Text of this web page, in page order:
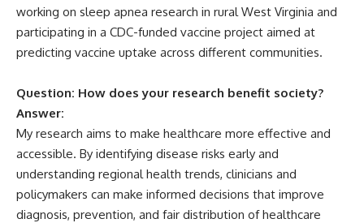
working on sleep apnea research in rural West Virginia and
participating in a CDC-funded vaccine project aimed at
predicting vaccine uptake across different communities.
Question: How does your research benefit society?
Answer:
My research aims to make healthcare more effective and
accessible. By identifying disease risks early and
understanding regional health trends, clinicians and
policymakers can make informed decisions that improve
diagnosis, prevention, and fair distribution of healthcare